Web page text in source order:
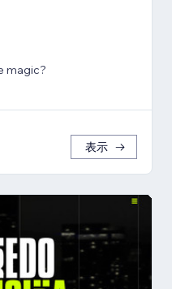
magic?
表示